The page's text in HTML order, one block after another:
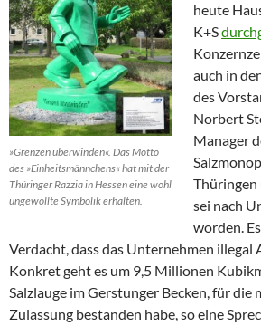
»Grenzen überwinden«. Das Motto
des »Einheitsmännchens« hat mit der
Thüringer Razzia in Hessen eine wohl
ungewollte Symbolik erhalten.
heute
K+S
auch in
des
Norbert
Manager
Thüringen
sei nach
worden.
Verdacht, dass das Unternehmen illegal
Konkret geht es um 9,5 Millionen
Salzlauge im Gerstunger Becken, für die
Zulassung bestanden habe, so eine